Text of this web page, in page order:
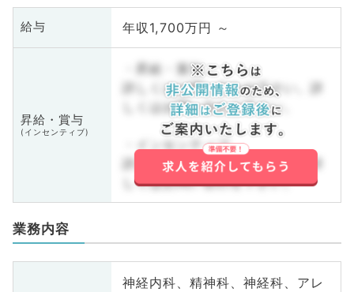
給与 年収1,700万円 ～
昇給・賞与
(インセンティブ)
・昇給・賞与
詳しくはお問い合わせ下さい。詳
しくはお問い合わせ下さい。
・インセンティブ
詳しくはお問い合わせ下さい。詳
しくはお問い合わせ下さい。
業務内容
神経内科、精神科、神経科、アレ